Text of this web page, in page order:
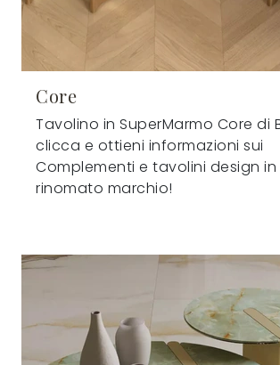
Core
Tavolino in SuperMarmo Core di
clicca e ottieni informazioni sui
Complementi e tavolini design in
rinomato marchio!